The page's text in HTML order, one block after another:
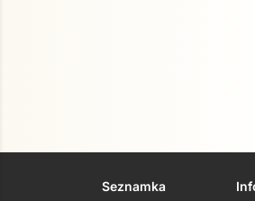
Seznamka